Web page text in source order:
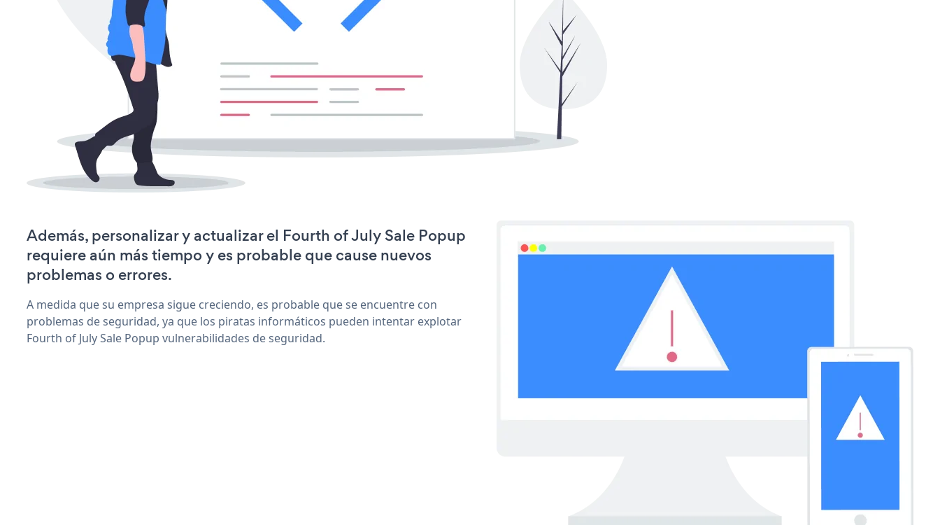
Además, personalizar y actualizar el Fourth of July Sale Popup
requiere aún más tiempo y es probable que cause nuevos
problemas o errores.
A medida que su empresa sigue creciendo, es probable que se encuentre con
problemas de seguridad, ya que los piratas informáticos pueden intentar explotar
Fourth of July Sale Popup vulnerabilidades de seguridad.